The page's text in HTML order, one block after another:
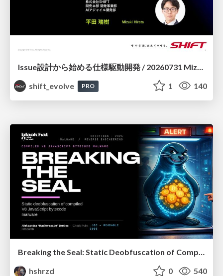
shift_evolve
PRO 1 140
Breaking the Seal: Static Deobfuscation of Compiled V8 JavaScript Bytecode Malware
hshrzd
0 540